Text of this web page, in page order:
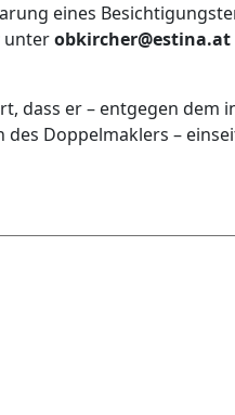
eines
unterobkircher@estina.at
dass er – entgegen dem
des Doppelmaklers –